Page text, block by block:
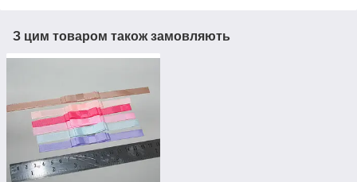
З цим товаром також замовляють